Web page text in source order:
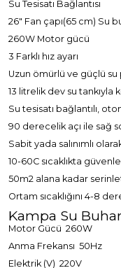
Su Tesisatı Bağlantısı
26" Fan çapı(65 cm) Su
260W Motor gücü
3 Farklı hız ayarı
Uzun ömürlü ve güçlü
13 litrelik dev su tankıyla
Su tesisatı bağlantılı,
90 derecelik açı ile sağ
Sabit yada salınımlı
10-60C sıcaklıkta
50m2 alana kadar
Ortam sıcaklığını 4-8
Kampa Su
Motor Gücü 260W
Anma Frekansı 50Hz
Elektrik (V) 220V